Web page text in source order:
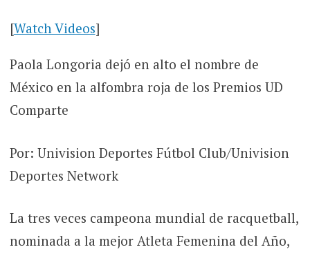
[Watch Videos]
Paola Longoria dejó en alto el nombre de
México en la alfombra roja de los Premios UD
Comparte
Por: Univision Deportes Fútbol Club/Univision
Deportes Network
La tres veces campeona mundial de racquetball,
nominada a la mejor Atleta Femenina del Año,